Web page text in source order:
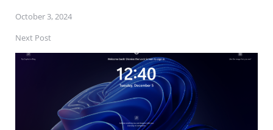
October 3, 2024
Next Post